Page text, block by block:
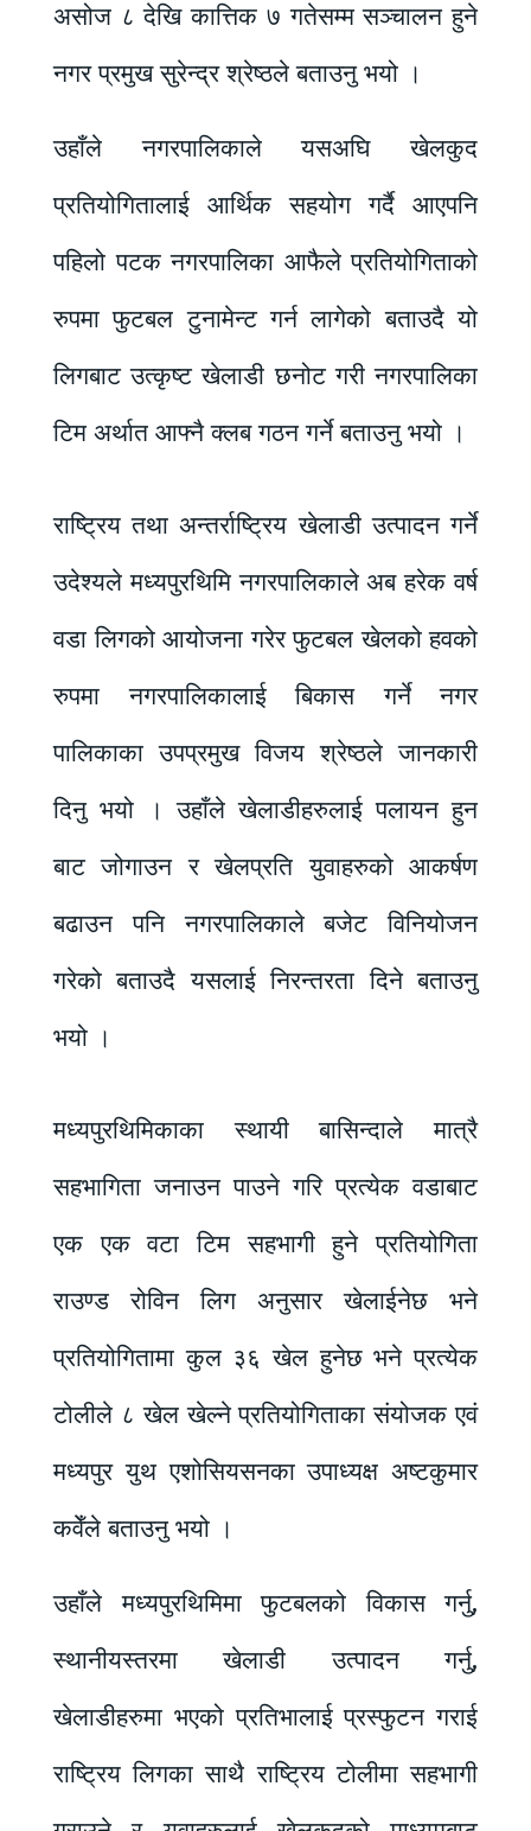
असोज ८ देखि कात्तिक ७ गतेसम्म सञ्चालन हुने
नगर प्रमुख सुरेन्द्र श्रेष्ठले बताउनु भयो ।
उहाँले नगरपालिकाले यसअघि खेलकुद
प्रतियोगितालाई आर्थिक सहयोग गर्दै आएपनि
पहिलो पटक नगरपालिका आफैले प्रतियोगिताको
रुपमा फुटबल टुनामेन्ट गर्न लागेको बताउदै यो
लिगबाट उत्कृष्ट खेलाडी छनोट गरी नगरपालिका
टिम अर्थात आफ्नै क्लब गठन गर्ने बताउनु भयो ।
राष्ट्रिय तथा अन्तर्राष्ट्रिय खेलाडी उत्पादन गर्ने
उदेश्यले मध्यपुरथिमि नगरपालिकाले अब हरेक वर्ष
वडा लिगको आयोजना गरेर फुटबल खेलको हवको
रुपमा नगरपालिकालाई बिकास गर्ने नगर
पालिकाका उपप्रमुख विजय श्रेष्ठले जानकारी
दिनु भयो । उहाँले खेलाडीहरुलाई पलायन हुन
बाट जोगाउन र खेलप्रति युवाहरुको आकर्षण
बढाउन पनि नगरपालिकाले बजेट विनियोजन
गरेको बताउदै यसलाई निरन्तरता दिने बताउनु
भयो ।
मध्यपुरथिमिकाका स्थायी बासिन्दाले मात्रै
सहभागिता जनाउन पाउने गरि प्रत्येक वडाबाट
एक एक वटा टिम सहभागी हुने प्रतियोगिता
राउण्ड रोविन लिग अनुसार खेलाईनेछ भने
प्रतियोगितामा कुल ३६ खेल हुनेछ भने प्रत्येक
टोलीले ८ खेल खेल्ने प्रतियोगिताका संयोजक एवं
मध्यपुर युथ एशोसियसनका उपाध्यक्ष अष्टकुमार
कवेँले बताउनु भयो ।
उहाँले मध्यपुरथिमिमा फुटबलको विकास गर्नु,
स्थानीयस्तरमा खेलाडी उत्पादन गर्नु,
खेलाडीहरुमा भएको प्रतिभालाई प्रस्फुटन गराई
राष्ट्रिय लिगका साथै राष्ट्रिय टोलीमा सहभागी